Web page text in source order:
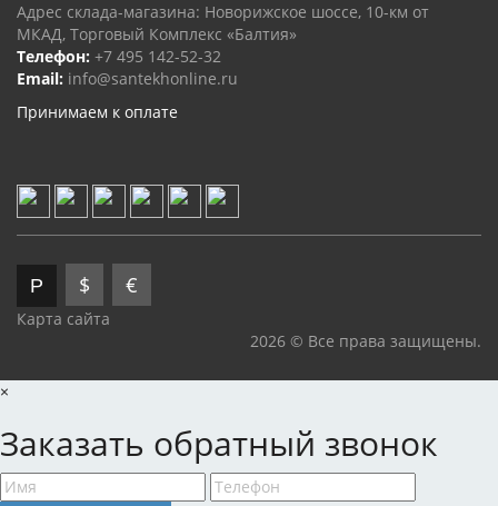
Адрес склада-магазина: Новорижское шоссе, 10-км от
МКАД, Торговый Комплекс «Балтия»
Телефон: +7 495 142-52-32
Email: info@santekhonline.ru
Принимаем к оплате
Р $ €
Карта сайта
2026 © Все права защищены.
×
Заказать обратный звонок